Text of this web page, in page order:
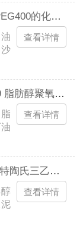
马石油PEG400 巴斯夫PEG400 乐天PEG400的化学性质及各方面用途
查看详情
马石油AEO9 马石油ETHONAS FAE-9 脂肪醇聚氧乙烯醚AEO-9 马来西亚国家石油26-L-9
查看详情
马石油三乙醇胺TEA 陶氏三乙醇胺 沙特陶氏三乙醇胺99% 水泥助磨剂保湿剂
查看详情